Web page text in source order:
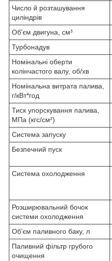
Число й розташування
циліндрів
Об'єм двигуна, см³
Турбонадув
Номінальні оберти
колінчастого валу, об/хв
Номінальна витрата палива,
г/кВт*год
Тиск упорскування палива,
МПа (кгс/см²)
Система запуску
Безпечний пуск
Система охолодження
Розширювальний бочок
системи охолодження
Об’єм паливного баку, л
Паливний фільтр грубого
очищення